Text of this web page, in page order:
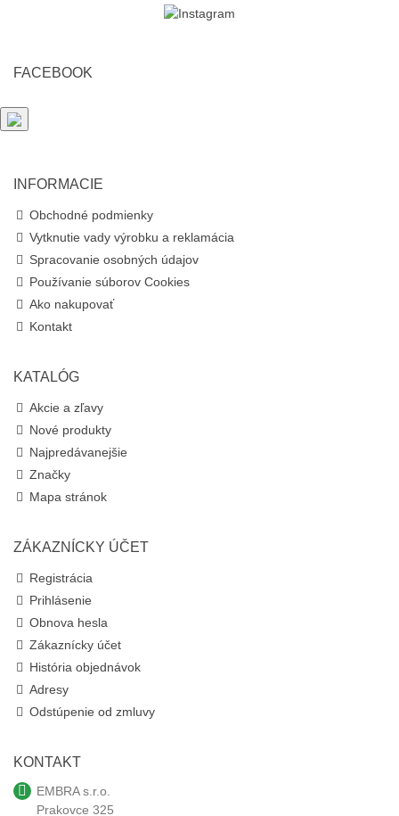
FACEBOOK
INFORMACIE
Obchodné podmienky
Vytknutie vady výrobku a reklamácia
Spracovanie osobných údajov
Používanie súborov Cookies
Ako nakupovať
Kontakt
KATALÓG
Akcie a zľavy
Nové produkty
Najpredávanejšie
Značky
Mapa stránok
ZÁKAZNÍCKY ÚČET
Registrácia
Prihlásenie
Obnova hesla
Zákaznícky účet
História objednávok
Adresy
Odstúpenie od zmluvy
KONTAKT
EMBRA s.r.o.
Prakovce 325